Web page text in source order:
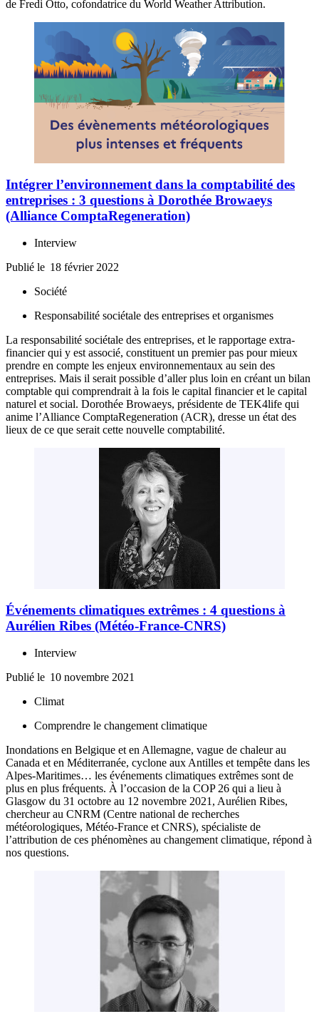
de Fredi Otto, cofondatrice du World Weather Attribution.
Intégrer l’environnement dans la comptabilité des
entreprises : 3 questions à Dorothée Browaeys
(Alliance ComptaRegeneration)
Interview
Publié le 18 février 2022
Société
Responsabilité sociétale des entreprises et organismes
La responsabilité sociétale des entreprises, et le rapportage extra-
financier qui y est associé, constituent un premier pas pour mieux
prendre en compte les enjeux environnementaux au sein des
entreprises. Mais il serait possible d’aller plus loin en créant un bilan
comptable qui comprendrait à la fois le capital financier et le capital
naturel et social. Dorothée Browaeys, présidente de TEK4life qui
anime l’Alliance ComptaRegeneration (ACR), dresse un état des
lieux de ce que serait cette nouvelle comptabilité.
Événements climatiques extrêmes : 4 questions à
Aurélien Ribes (Météo-France-CNRS)
Interview
Publié le 10 novembre 2021
Climat
Comprendre le changement climatique
Inondations en Belgique et en Allemagne, vague de chaleur au
Canada et en Méditerranée, cyclone aux Antilles et tempête dans les
Alpes-Maritimes… les événements climatiques extrêmes sont de
plus en plus fréquents. À l’occasion de la COP 26 qui a lieu à
Glasgow du 31 octobre au 12 novembre 2021, Aurélien Ribes,
chercheur au CNRM (Centre national de recherches
météorologiques, Météo-France et CNRS), spécialiste de
l’attribution de ces phénomènes au changement climatique, répond à
nos questions.